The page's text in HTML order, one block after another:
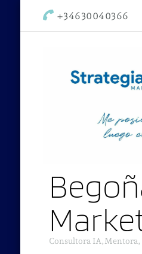
+34630040366
Consultora IA,Mentora,